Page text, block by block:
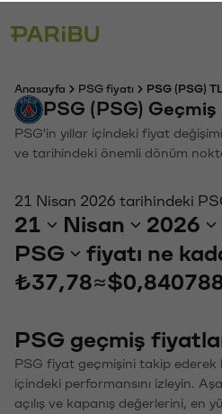
Anasayfa PSG fiyatı PSG (PSG)
PSG (PSG)
PSG'in yıllar içindeki fiyat
ve tarihindeki önemli dönüm
21 Nisan 2026 tarihindeki
21 Nisan 2026
PSG
fiyatı ne
₺37,78≈
PSG geçmiş
PSG fiyat geçmişini takip ederek
içindeki performansını izleyin.
açılış ve kapanış değerlerini, en